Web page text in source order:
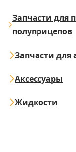
Запчасти для
полуприцепов
Запчасти для
Аксессуары
Жидкости